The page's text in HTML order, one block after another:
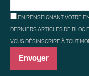
EN RENSEIGNANT VOTRE
DERNIERS ARTICLES DE BLOG
VOUS DÉSINSCRIRE À TOUT